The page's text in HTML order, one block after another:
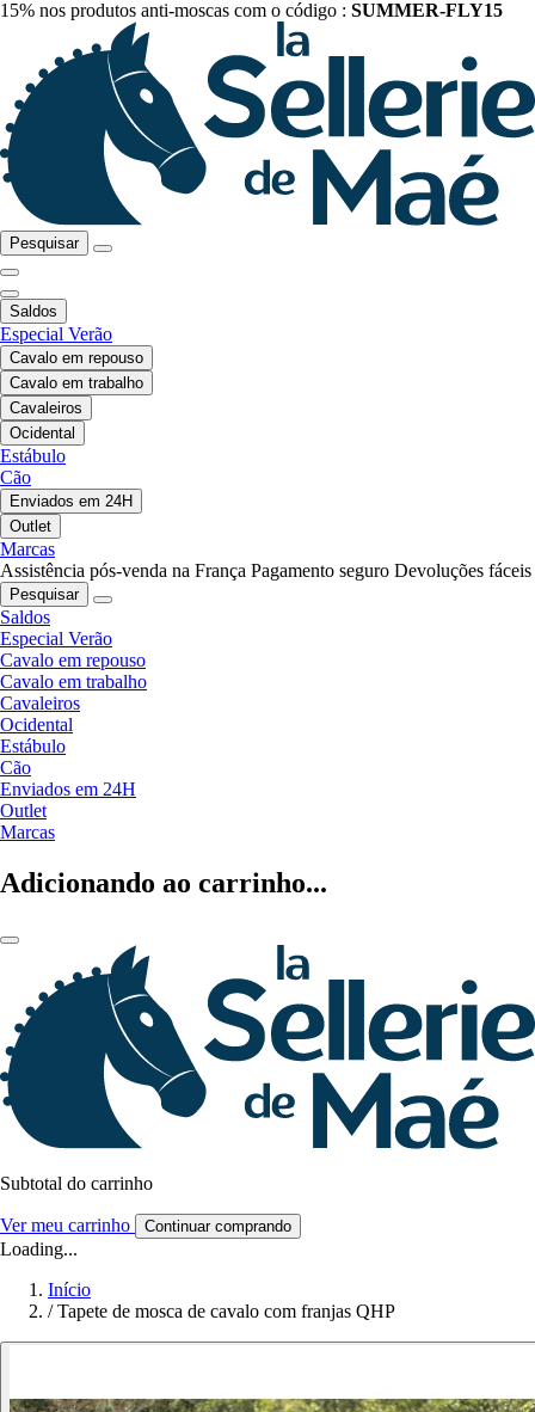
15% nos produtos anti-moscas com o código : SUMMER-FLY15
Pesquisar
Saldos
Especial Verão
Cavalo em repouso
Cavalo em trabalho
Cavaleiros
Ocidental
Estábulo
Cão
Enviados em 24H
Outlet
Marcas
Assistência pós-venda na França Pagamento seguro Devoluções fáceis
Pesquisar
Saldos
Especial Verão
Cavalo em repouso
Cavalo em trabalho
Cavaleiros
Ocidental
Estábulo
Cão
Enviados em 24H
Outlet
Marcas
Adicionando ao carrinho...
Subtotal do carrinho
Ver meu carrinho Continuar comprando
Loading...
Início
/ Tapete de mosca de cavalo com franjas QHP